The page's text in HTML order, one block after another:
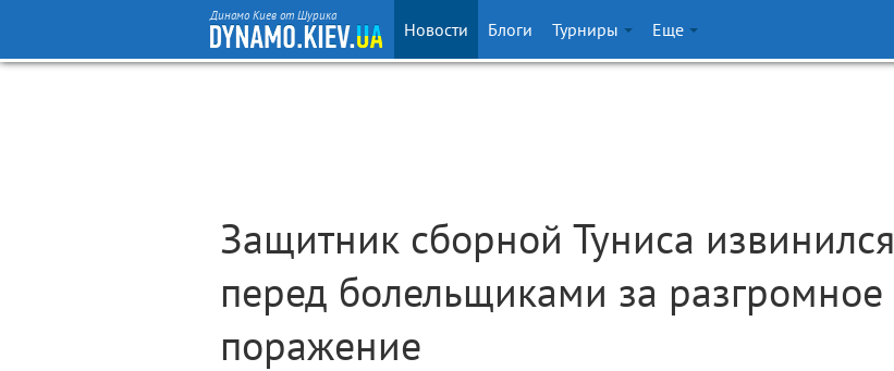
Динамо Киев от Шурика
Новости Блоги Турниры Еще
Защитник сборной Туниса извинился
перед болельщиками за разгромное
поражение